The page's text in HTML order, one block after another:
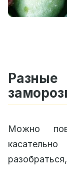
Можно